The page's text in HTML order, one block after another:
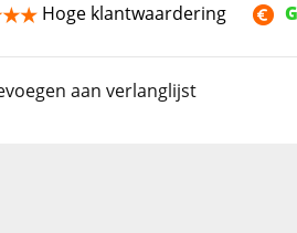
Hoge klantwaardering
aan verlanglijst